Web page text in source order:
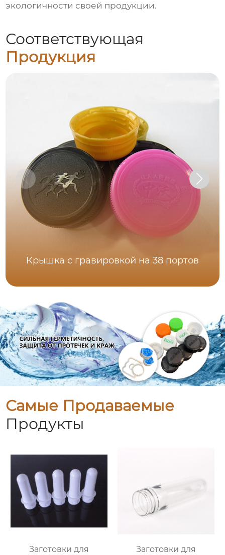
экологичности своей продукции.
Соответствующая
Продукция
Крышка с гравировкой на 38 портов
Самые Продаваемые
Продукты
Заготовки для
Заготовки для